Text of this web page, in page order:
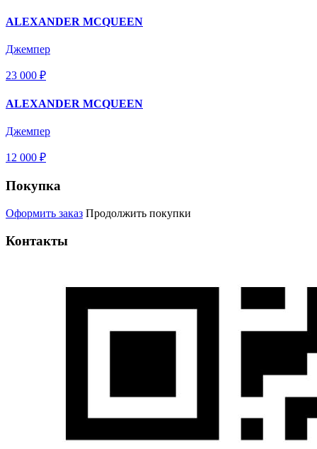
ALEXANDER MCQUEEN
Джемпер
23 000 ₽
ALEXANDER MCQUEEN
Джемпер
12 000 ₽
Покупка
Оформить заказ Продолжить покупки
Контакты